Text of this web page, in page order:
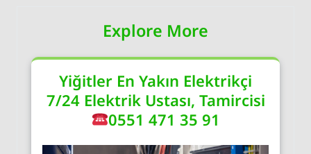
Explore More
Yiğitler En Yakın Elektrikçi
7/24 Elektrik Ustası, Tamircisi
0551 471 35 91